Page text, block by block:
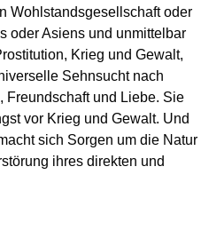
Wohlstandsgesellschaft oder
oder Asiens und unmittelbar
Krieg und Gewalt,
Sehnsucht nach
Freundschaft und Liebe. Sie
vor Krieg und Gewalt. Und
sich Sorgen um die Natur
ihres direkten und